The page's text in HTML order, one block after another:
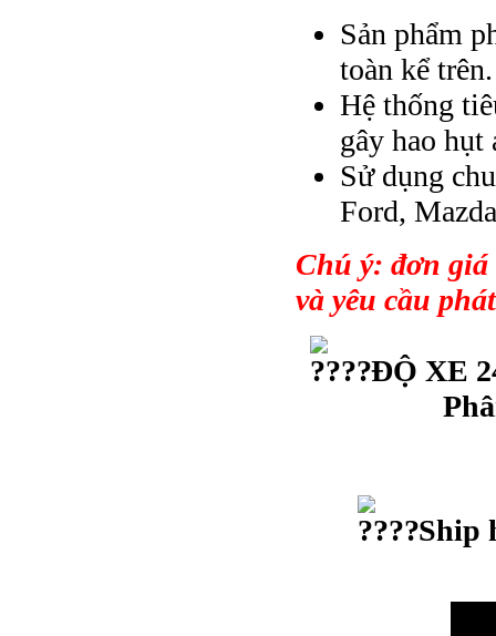
Sản phẩm
toàn kể trên.
Hệ thống
gây hao hụt
Sử dụng
Ford,
Chú ý: đơn
và yêu cầu
ĐỘ XE
Ship